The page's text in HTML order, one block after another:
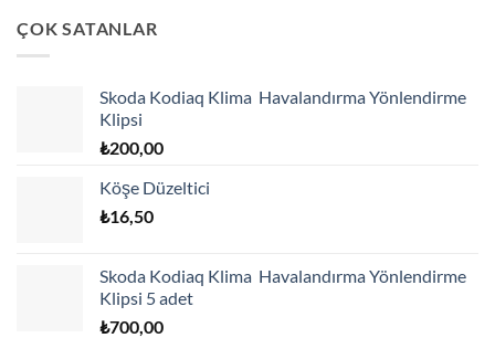
ÇOK SATANLAR
Skoda Kodiaq Klima Havalandırma Yönlendirme
Klipsi
₺200,00
Köşe Düzeltici
₺16,50
Skoda Kodiaq Klima Havalandırma Yönlendirme
Klipsi 5 adet
₺700,00